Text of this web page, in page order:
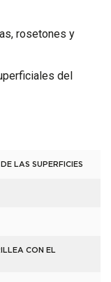
rosetones y
del
LAS SUPERFICIES
CON EL